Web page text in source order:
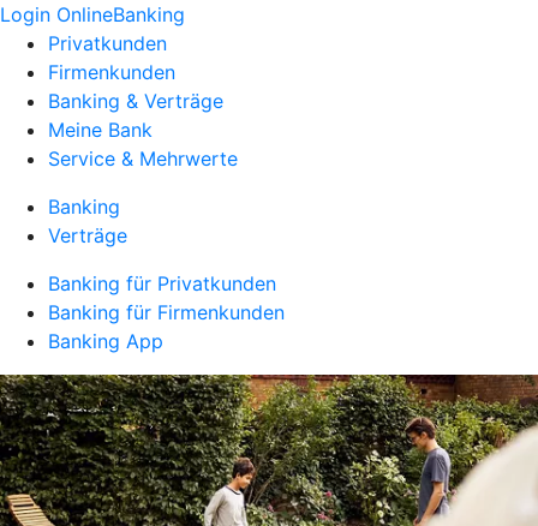
Login OnlineBanking
Privatkunden
Firmenkunden
Banking & Verträge
Meine Bank
Service & Mehrwerte
Banking
Verträge
Banking für Privatkunden
Banking für Firmenkunden
Banking App